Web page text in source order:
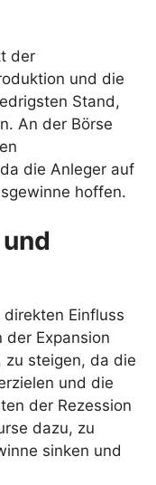
der
und die
Stand,
An der Börse
die Anleger auf
hoffen.
Einfluss
der Expansion
steigen, da die
und die
der Rezession
dazu, zu
sinken und